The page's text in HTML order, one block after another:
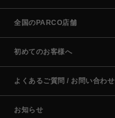
全国のPARCO店舗
初めてのお客様へ
よくあるご質問 / お問い合わせ
お知らせ